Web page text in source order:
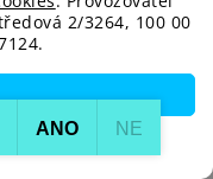
2/3264, 100 00
ANO NE